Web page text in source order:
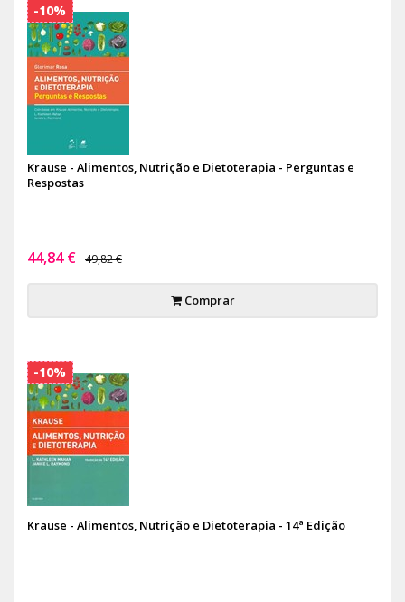
Krause - Alimentos, Nutrição e Dietoterapia - Perguntas e
Respostas
44,84 € 49,82 €
Comprar
-10%
Krause - Alimentos, Nutrição e Dietoterapia - 14ª Edição
-10%